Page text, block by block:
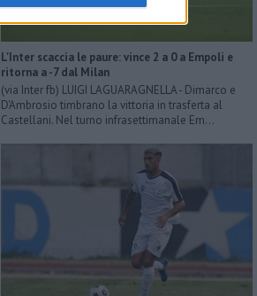
L'Inter scaccia le paure: vince 2 a 0 a Empoli e
ritorna a -7 dal Milan
(via Inter fb) LUIGI LAGUARAGNELLA - Dimarco e
D'Ambrosio timbrano la vittoria in trasferta al
Castellani. Nel turno infrasettimanale Em...